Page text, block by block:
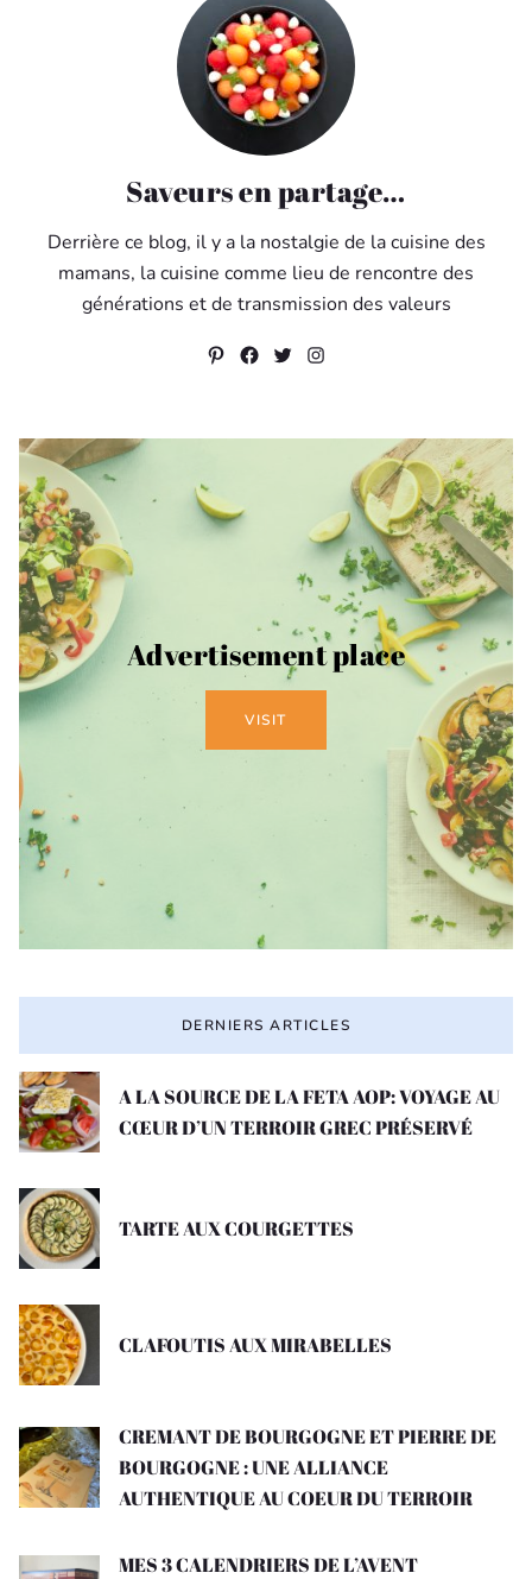
Saveurs en partage…
Derrière ce blog, il y a la nostalgie de la cuisine des
mamans, la cuisine comme lieu de rencontre des
générations et de transmission des valeurs
Pinterest
Facebook
Twitter
Instagram
Advertisement place
VISIT
DERNIERS ARTICLES
A LA SOURCE DE LA FETA AOP: VOYAGE AU
CŒUR D’UN TERROIR GREC PRÉSERVÉ
TARTE AUX COURGETTES
CLAFOUTIS AUX MIRABELLES
CREMANT DE BOURGOGNE ET PIERRE DE
BOURGOGNE : UNE ALLIANCE
AUTHENTIQUE AU COEUR DU TERROIR
MES 3 CALENDRIERS DE L’AVENT